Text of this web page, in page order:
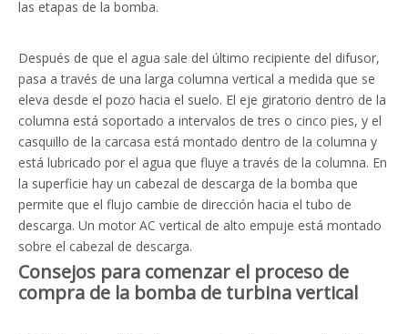
las etapas de la bomba.
Después de que el agua sale del último recipiente del difusor,
pasa a través de una larga columna vertical a medida que se
eleva desde el pozo hacia el suelo. El eje giratorio dentro de la
columna está soportado a intervalos de tres o cinco pies, y el
casquillo de la carcasa está montado dentro de la columna y
está lubricado por el agua que fluye a través de la columna. En
la superficie hay un cabezal de descarga de la bomba que
permite que el flujo cambie de dirección hacia el tubo de
descarga. Un motor AC vertical de alto empuje está montado
sobre el cabezal de descarga.
Consejos para comenzar el proceso de
compra de la bomba de turbina vertical